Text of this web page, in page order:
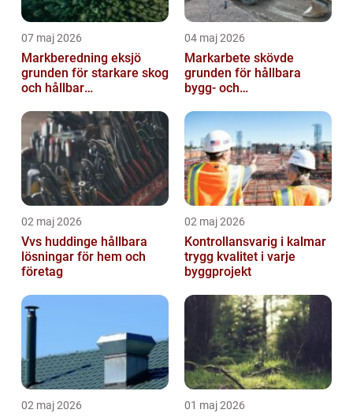
07 maj 2026
Markberedning eksjö
grunden för starkare skog
och hållbar
04 maj 2026
Markarbete skövde
grunden för hållbara
bygg- och
02 maj 2026
Vvs huddinge hållbara
lösningar för hem och
företag
02 maj 2026
Kontrollansvarig i kalmar
trygg kvalitet i varje
byggprojekt
02 maj 2026 01 maj 2026